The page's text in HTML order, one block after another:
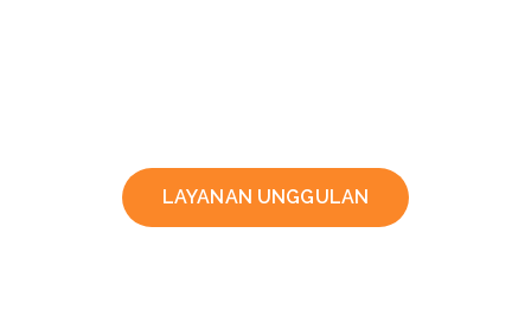
LAYANAN UNGGULAN